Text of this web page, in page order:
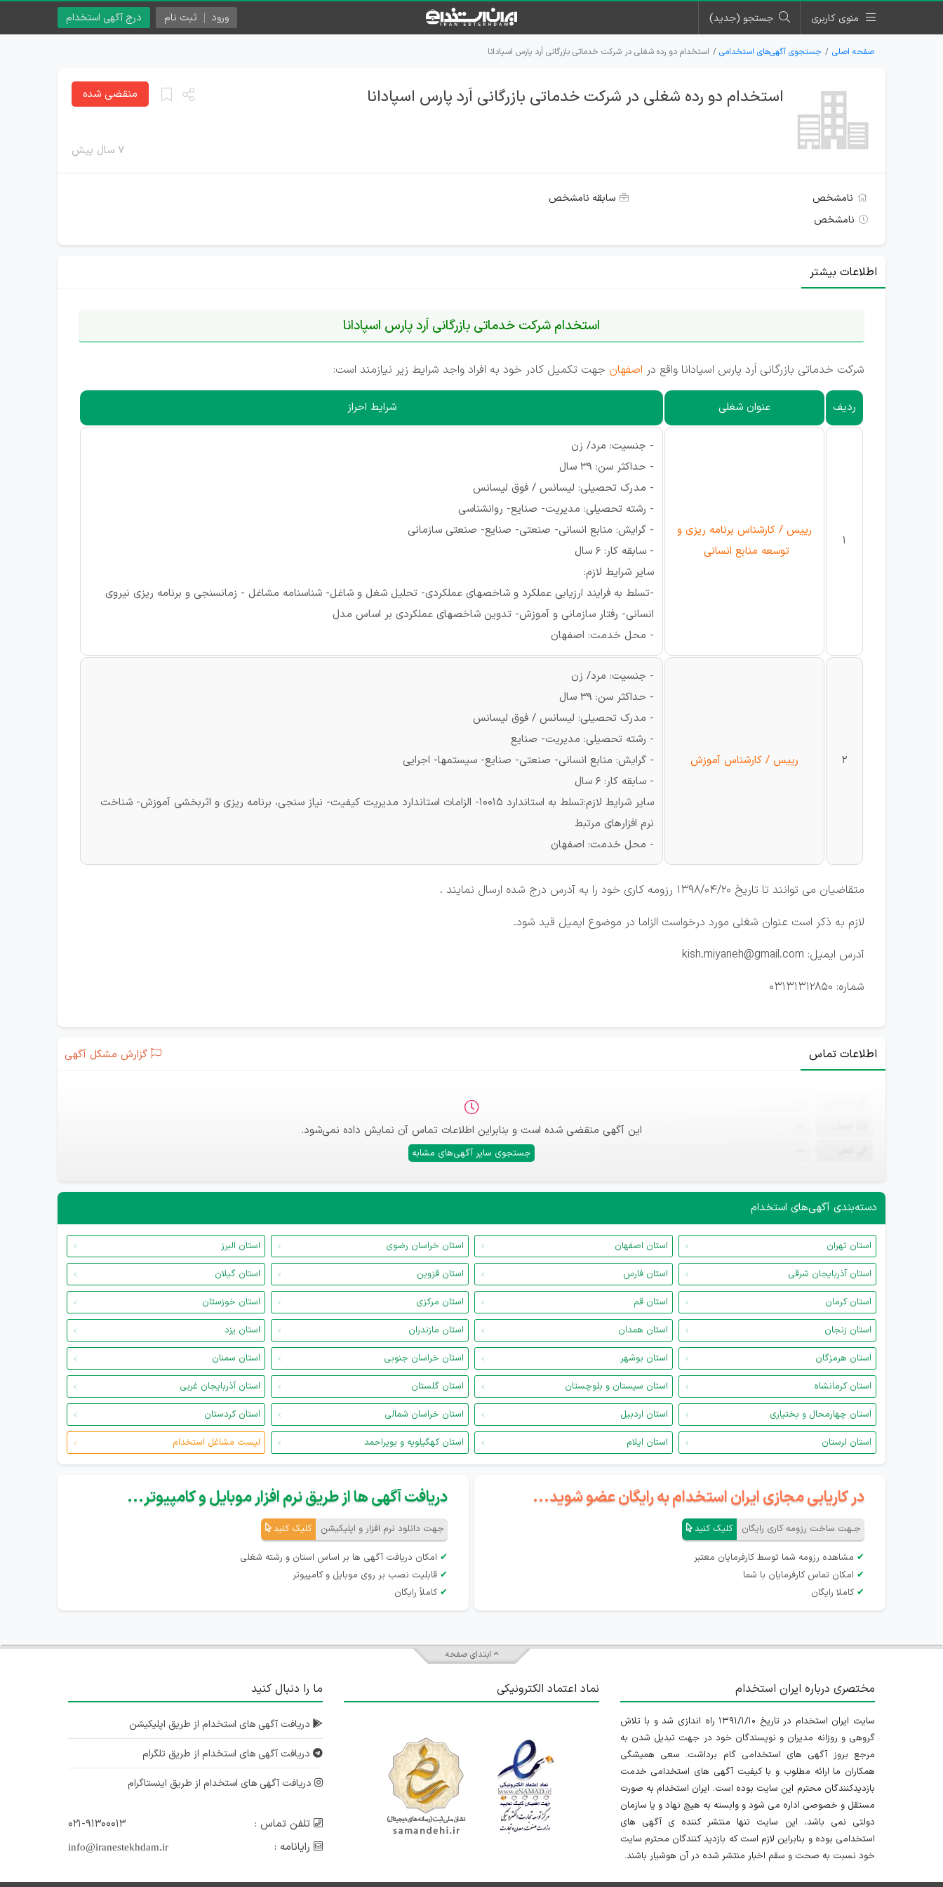
منوی کاربری جستجو (جدید) درج آگهی استخدام ورود ثبت نام
صفحه اصلی جستجوی آگهی‌های استخدامی استخدام دو رده شغلی در شرکت خدماتی بازرگانی اَرد پارس اسپادانا
استخدام دو رده شغلی در شرکت خدماتی بازرگانی اَرد پارس اسپادانا
۷ سال پیش
منقضی شده
نامشخص
سابقه نامشخص
نامشخص
اطلاعات بیشتر
استخدام شرکت خدماتی بازرگانی اَرد پارس اسپادانا
شرکت خدماتی بازرگانی اَرد پارس اسپادانا واقع در اصفهان جهت تکمیل کادر خود به افراد واجد شرایط زیر نیازمند است:
ردیف عنوان شغلی شرایط احراز
1
رییس / کارشناس برنامه ریزی و
توسعه منابع انسانی
- جنسیت: مرد/ زن
- حداکثر سن: 39 سال
- مدرک تحصیلی: لیسانس / فوق لیسانس
- رشته تحصیلی: مدیریت- صنایع- روانشناسی
- گرایش: منابع انسانی- صنعتی- صنایع- صنعتی سازمانی
- سابقه کار: 6 سال
سایر شرایط لازم:
-تسلط به فرایند ارزیابی عملکرد و شاخصهای عملکردی- تحلیل شغل و شاغل- شناسنامه مشاغل - زمانسنجی و برنامه ریزی نیروی
انسانی- رفتار سازمانی و آموزش- تدوین شاخصهای عملکردی بر اساس مدل
- محل خدمت: اصفهان
2 رییس / کارشناس آموزش
- جنسیت: مرد/ زن
- حداکثر سن: 39 سال
- مدرک تحصیلی: لیسانس / فوق لیسانس
- رشته تحصیلی: مدیریت- صنایع
- گرایش: منابع انسانی- صنعتی- صنایع- سیستمها- اجرایی
- سابقه کار: 6 سال
سایر شرایط لازم:تسلط به استاندارد 10015- الزامات استاندارد مدیریت کیفیت- نیاز سنجی، برنامه ریزی و اثربخشی آموزش- شناخت
نرم افزارهای مرتبط
- محل خدمت: اصفهان
متقاضیان می توانند تا تاریخ 1398/04/20 رزومه کاری خود را به آدرس درج شده ارسال نمایند .
لازم به ذکر است عنوان شغلی مورد درخواست الزاما در موضوع ایمیل قید شود.
آدرس ایمیل: kish.miyaneh@gmail.com
شماره: 03131312850
اطلاعات تماس گزارش مشکل آگهی
این آگهی منقضی شده است و بنابراین اطلاعات تماس آن نمایش داده نمی‌شود.
جستجوی سایر آگهی‌های مشابه
دسته‌بندی آگهی‌های استخدام
استان تهران استان اصفهان استان خراسان رضوی
استان البرز
استان آذربایجان شرقی
استان فارس استان قزوین
استان گیلان
استان کرمان
استان قم استان مرکزی
استان خوزستان
استان زنجان
استان همدان استان مازندران
استان یزد
استان هرمزگان
استان بوشهر استان خراسان جنوبی
استان سمنان
استان کرمانشاه
استان سیستان و بلوچستان استان گلستان
استان آذربایجان غربی
استان چهارمحال و بختیاری
استان اردبیل استان خراسان شمالی
استان کردستان
استان لرستان
استان ایلام استان کهگیلویه و بویراحمد لیست مشاغل استخدام
در کاریابی مجازی ایران استخدام به رایگان عضو شوید...
جـهت ساخت رزومه کاری رایگان کلیک کنید
✔ مشاهده رزومه شما توسط کارفرمایان معتبر
✔ امکان تماس کارفرمایان با شما
✔ کاملا رایگان
دریافت آگهی ها از طریق نرم افزار موبایل و کامپیوتر...
جهت دانلود نرم افزار و اپلیکیشن کلیک کنید
✔ امکان دریافت آگهی ها بر اساس استان و رشته شغلی
✔ قابلیت نصب بر روی موبایل و کامپیوتر
✔ کاملاً رایگان
ابتدای صفحه
مختصری درباره ایران استخدام
سایت ایران استخدام در تاریخ ۱۳۹۱/۱/۱۰ راه اندازی شد و با تلاش
گروهی و روزانه مدیران و نویسندگان خود در جهت تبدیل شدن به
مرجع بروز آگهی های استخدامی گام برداشت. سعی همیشگی
همکاران ما ارائه مطلوب و با کیفیت آگهی های استخدامی خدمت
بازدیدکنندگان محترم این سایت بوده است. ایران استخدام به صورت
مستقل و خصوصی اداره می شود و وابسته به هیچ نهاد و یا سازمان
دولتی نمی باشد، این سایت تنها منتشر کننده ی آگهی های
استخدامی بوده و بنابراین لازم است که بازدید کنندگان محترم سایت
خود نسبت به صحت و سقم اخبار منتشر شده در آن هوشیار باشند.
نماد اعتماد الکترونیکی ما را دنبال کنید
دریافت آگهی های استخدام از طریق اپلیکیشن
دریافت آگهی های استخدام از طریق تلگرام
دریافت آگهی های استخدام از طریق اینستاگرام
تلفن تماس :
۰۲۱-۹۱۳۰۰۰۱۳
رایانامه :
info@iranestekhdam.ir